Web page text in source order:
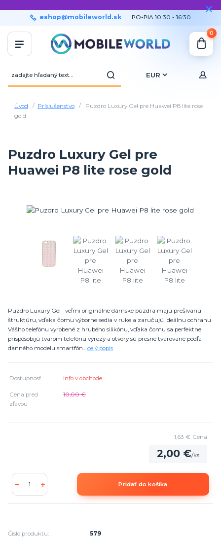
EUR
eshop@mobileworld.sk PO-PIA 10:30 - 16:30
0
Úvod Príslušenstvo
Puzdro Luxury Gel pre Huawei P8 lite rose
gold
Puzdro Luxury Gel pre
Huawei P8 lite rose gold
Puzdro Luxury Gel veľmi originálne dámske púzdra majú prešívanú
štruktúru, vďaka čomu výborne sedia v ruke a zaručujú ideálnu ochranu
Vášho telefónu vyrobené z hrubého silikónu, vďaka čomu sa perfektne
prispôsobijú tvarom telefónu výrezy a otvory sú presne tvarované podľa
danného modelu smartfón... celý popis
Dostupnosť Info v obchode
Cena pred
zľavou
10,00 €
2,00 €/ks
1,63 € Cena
Pridať do košíka
Číslo produktu:
579